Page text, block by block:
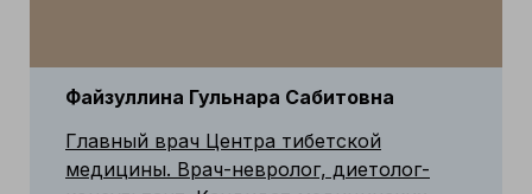
Файзуллина Гульнара Сабитовна
Главный врач Центра тибетской
медицины. Врач-невролог, диетолог-